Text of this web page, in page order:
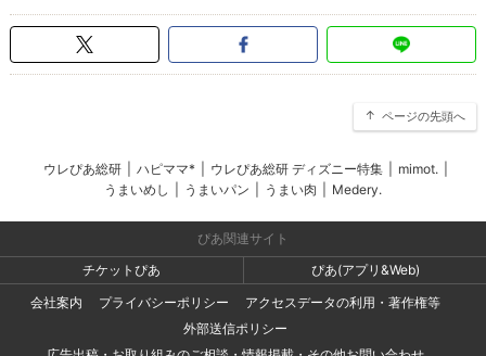
ページの先頭へ
ウレぴあ総研 ハピママ* ウレぴあ総研 ディズニー特集 mimot.
うまいめし
うまいパン うまい肉 Medery.
ぴあ関連サイト
チケットぴあ
ぴあ(アプリ&Web)
会社案内
プライバシーポリシー
アクセスデータの利用・著作権等
外部送信ポリシー